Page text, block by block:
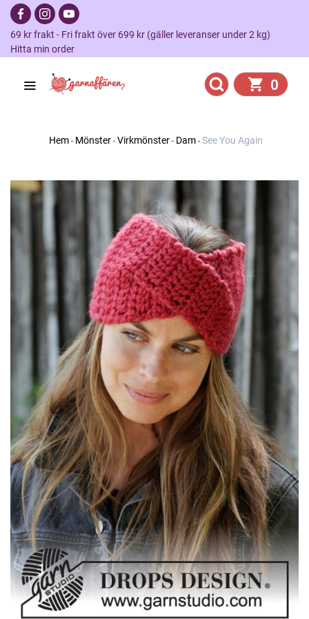
69 kr frakt - Fri frakt över 699 kr (gäller leveranser under 2 kg)
Hitta min order
0
Hem Mönster Virkmönster Dam See You Again